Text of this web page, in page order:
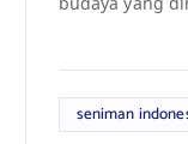
seniman